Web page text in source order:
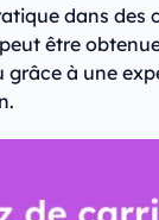
dans des
être
à une